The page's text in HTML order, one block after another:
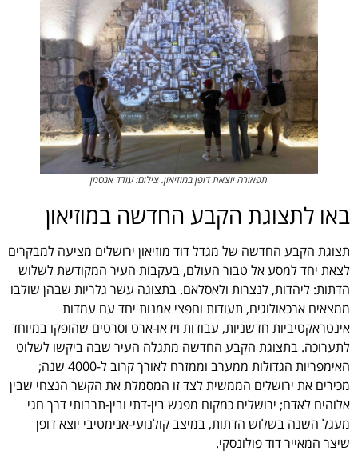
תפאורה יוצאת דופן במוזיאון. צילום: עודד אנטמן
באו לתצוגת הקבע החדשה במוזיאון
תצוגת הקבע החדשה של מגדל דוד מוזיאון ירושלים מציעה למבקרים
לצאת יחד למסע אל טבור העולם, בעקבות העיר המקודשת לשלוש
הדתות: ליהדות, לנצרות ולאסלאם. בתצוגה עשר גלריות שבהן שולבו
ממצאים ארכאולוגים, תעודות וחפצי אמנות יחד עם עמדות
אינטראקטיביות חדשניות, עבודות וידאו-ארט וסרטים שהופקו במיוחד
לתערוכה. בתצוגת הקבע החדשה מתגלה העיר שבה ביקשו לשלוט
האימפריות הגדולות ממערב וממזרח לאורך קרוב ל-4000 שנה;
מכירים את ירושלים הממשית לצד זו המסמלת את הקשר הנצחי שבין
אלוהים לאדם; ירושלים כמקום מפגש בין-דתי ובין-תרבותי דרך חגי
מעגל השנה בשלוש הדתות, במיצב קולנועי-אנימטיבי יוצא דופן
שיצר המאייר דוד פולונסקי.